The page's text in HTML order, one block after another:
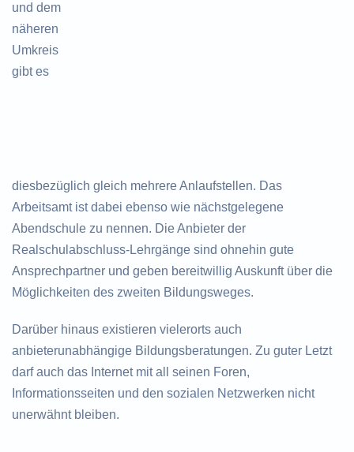
und dem
näheren
Umkreis
gibt es
diesbezüglich gleich mehrere Anlaufstellen. Das
Arbeitsamt ist dabei ebenso wie nächstgelegene
Abendschule zu nennen. Die Anbieter der
Realschulabschluss-Lehrgänge sind ohnehin gute
Ansprechpartner und geben bereitwillig Auskunft über die
Möglichkeiten des zweiten Bildungsweges.
Darüber hinaus existieren vielerorts auch
anbieterunabhängige Bildungsberatungen. Zu guter Letzt
darf auch das Internet mit all seinen Foren,
Informationsseiten und den sozialen Netzwerken nicht
unerwähnt bleiben.